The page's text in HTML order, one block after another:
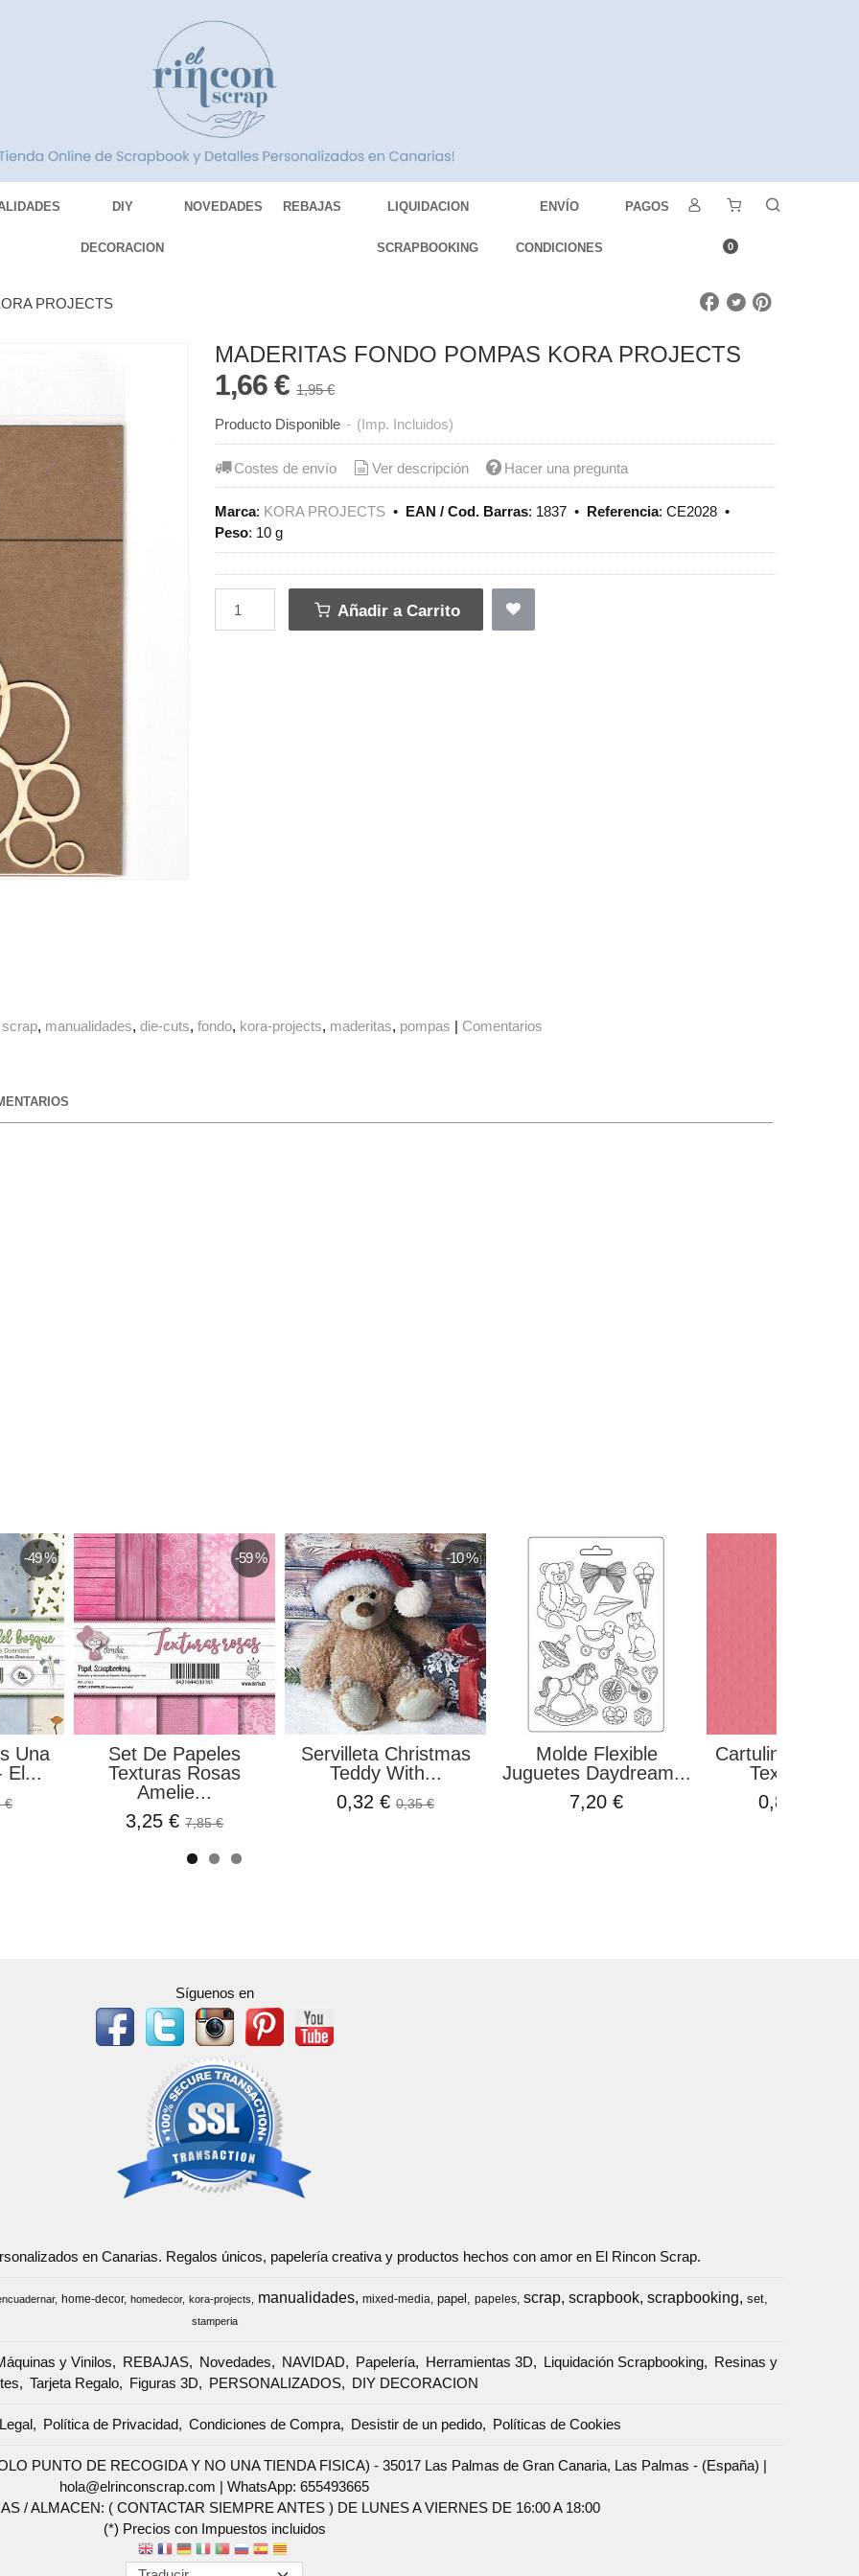
DIY
DECORACION
NOVEDADES REBAJAS LIQUIDACION
SCRAPBOOKING
ENVÍO
CONDICIONES
PAGOS
0
PROJECTS
MADERITAS FONDO POMPAS KORA PROJECTS
1,66 €1,95 €
Producto Disponible - (Imp. Incluidos)
Costes de envío Ver descripción Hacer una pregunta
Marca: KORA PROJECTS • EAN / Cod. Barras: 1837 • Referencia:CE2028 •
Peso: 10 g
Añadir a Carrito
scrap manualidades die-cuts fondo kora-projects maderitas pompas | Comentarios
-49 %
Una
El...
€
-59 %
Set De Papeles
Texturas Rosas
Amelie...
3,25 €7,85 €
-10 %
Servilleta Christmas
Teddy With...
0,32 €0,35 €
Molde Flexible
Juguetes Daydream...
7,20 €
Cartulina o
0,86 €
Síguenos en
en Canarias. Regalos únicos, papelería creativa y productos hechos con amor en El Rincon Scrap.
home-decor homedecor kora-projects manualidades mixed-media papel papeles scrap scrapbook scrapbooking set
stamperia
y Vinilos REBAJAS Novedades NAVIDAD Papelería Herramientas 3D Liquidación Scrapbooking
Resinas y
Tarjeta Regalo Figuras 3D PERSONALIZADOS DIY DECORACION
Política de Privacidad Condiciones de Compra Desistir de un pedido Políticas de Cookies
PUNTO DE RECOGIDA Y NO UNA TIENDA FISICA) - 35017 Las Palmas de Gran Canaria, Las Palmas - (España) |
hola@elrinconscrap.com |WhatsApp: 655493665
/ ALMACEN: ( CONTACTAR SIEMPRE ANTES ) DE LUNES A VIERNES DE 16:00 A 18:00
(*) Precios con Impuestos incluidos